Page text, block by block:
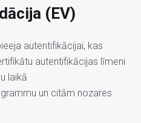
(EV)
autentifikācijai, kas
autentifikācijas līmeni
laikā
un citām nozares